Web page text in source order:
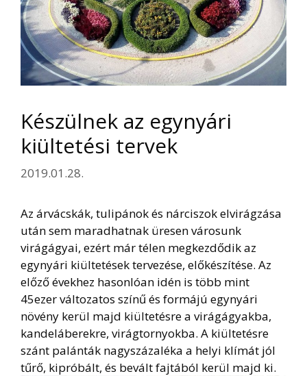
Készülnek az egynyári
kiültetési tervek
2019.01.28.
Az árvácskák, tulipánok és nárciszok elvirágzása
után sem maradhatnak üresen városunk
virágágyai, ezért már télen megkezdődik az
egynyári kiültetések tervezése, előkészítése. Az
előző évekhez hasonlóan idén is több mint
45ezer változatos színű és formájú egynyári
növény kerül majd kiültetésre a virágágyakba,
kandeláberekre, virágtornyokba. A kiültetésre
szánt palánták nagyszázaléka a helyi klímát jól
tűrő, kipróbált, és bevált fajtából kerül majd ki.